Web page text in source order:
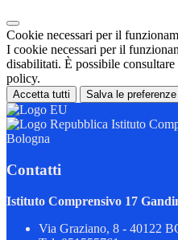
Cookie necessari per il
I cookie necessari per il
disabilitati. È possibile
policy.
Accetta tutti Salva le preferenze
Istituto
Bologna
Contatti
Istituto Comprensivo 17
Via Graziano, 8 - 40122